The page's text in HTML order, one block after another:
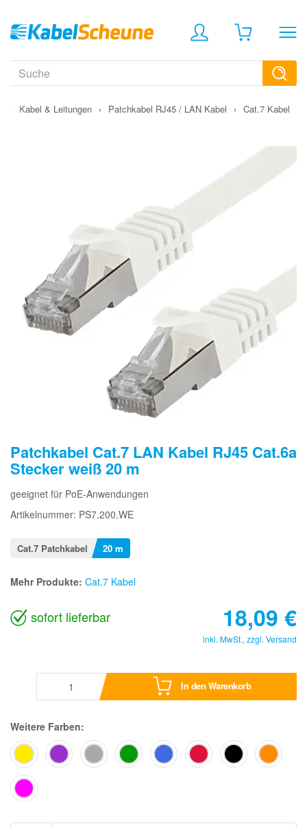
Kabel & Leitungen › Patchkabel RJ45 / LAN Kabel › Cat.7 Kabel
Patchkabel Cat.7 LAN Kabel RJ45 Cat.6a
Stecker weiß 20 m
geeignet für PoE-Anwendungen
Artikelnummer: PS7.200.WE
Cat.7 Patchkabel 20 m
Mehr Produkte: Cat.7 Kabel
sofort lieferbar 18,09 €
inkl. MwSt., zzgl. Versand
In den Warenkorb
Weitere Farben: